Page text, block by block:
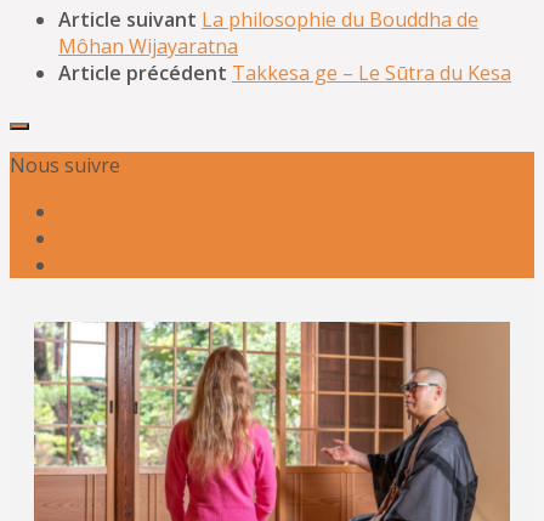
Article suivant La philosophie du Bouddha de
Môhan Wijayaratna
Article précédent Takkesa ge – Le Sūtra du Kesa
Nous suivre